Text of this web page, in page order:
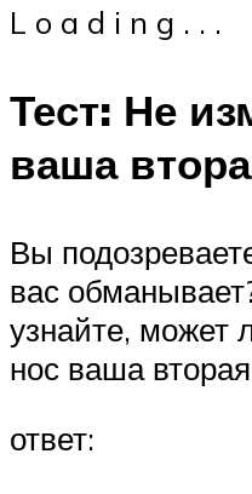
L o a d i n g . . .
Тест: Не
ваша
Вы
вас
узнайте, может
нос ваша
ответ: